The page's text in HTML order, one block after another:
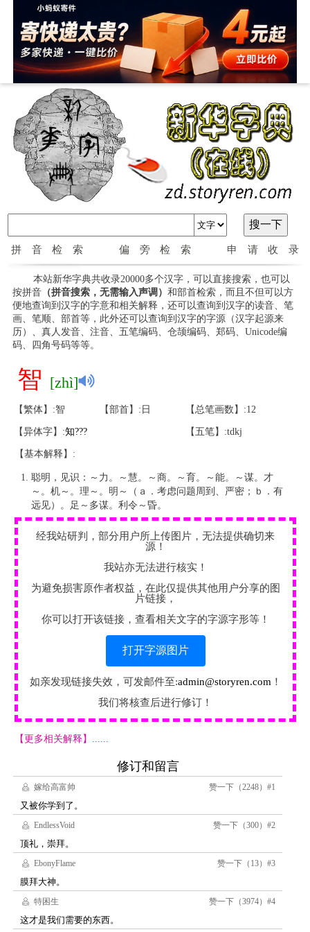
拼音检索 偏旁检索 申请收录
本站新华字典共收录20000多个汉字，可以直接搜索，也可以
按拼音（拼音搜索，无需输入声调） 和部首检索，而且不但可以方
便地查询到汉字的字意和相关解释，还可以查询到汉字的读音、笔
画、笔顺、部首等，此外还可以查询到汉字的字源（汉字起源来
历）、真人发音、注音、五笔编码、仓颉编码、郑码、Unicode编
码、四角号码等等。
智 [zhì]
【繁体】:智 【部首】:日 【总笔画数】:12
【异体字】:知??? 【五笔】:tdkj
【基本解释】:
聪明，见识：～力。～慧。～商。～育。～能。～谋。才
～。机～。理～。明～（ａ．考虑问题周到、严密；ｂ．有
远见）。足～多谋。利令～昏。
经我站研判，部分用户所上传图片，无法提供确切来
源！
我站亦无法进行核实！
为避免损害原作者权益，在此仅提供其他用户分享的图
片链接，
你可以打开该链接，查看相关文字的字源字形等！
打开字源图片
如亲发现链接失效，可发邮件至:admin@storyren.com ！
我们将核查后进行修订！
【更多相关解释】......